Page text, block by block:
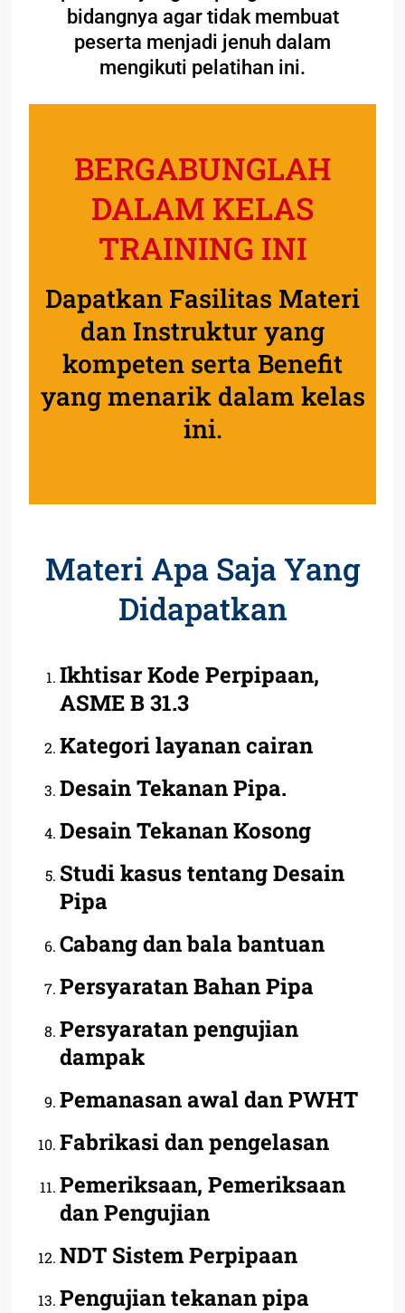
bidangnya agar tidak membuat
peserta menjadi jenuh dalam
mengikuti pelatihan ini.
BERGABUNGLAH
DALAM KELAS
TRAINING INI
Dapatkan Fasilitas Materi
dan Instruktur yang
kompeten serta Benefit
yang menarik dalam kelas
ini.
Materi Apa Saja Yang
Didapatkan
Ikhtisar Kode Perpipaan,
ASME B 31.3
Kategori layanan cairan
Desain Tekanan Pipa.
Desain Tekanan Kosong
Studi kasus tentang Desain
Pipa
Cabang dan bala bantuan
Persyaratan Bahan Pipa
Persyaratan pengujian
dampak
Pemanasan awal dan PWHT
Fabrikasi dan pengelasan
Pemeriksaan, Pemeriksaan
dan Pengujian
NDT Sistem Perpipaan
Pengujian tekanan pipa